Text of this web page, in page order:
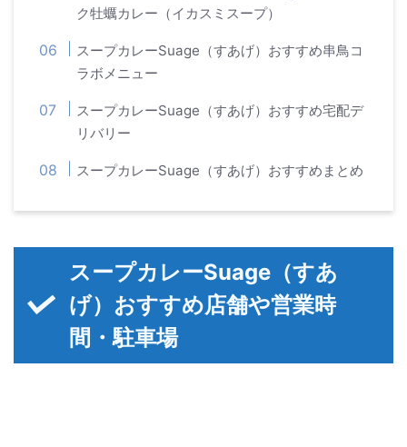
ク牡蠣カレー（イカスミスープ）
スープカレーSuage（すあげ）おすすめ串鳥コ
ラボメニュー
スープカレーSuage（すあげ）おすすめ宅配デ
リバリー
スープカレーSuage（すあげ）おすすめまとめ
スープカレーSuage（すあ
げ）おすすめ店舗や営業時
間・駐車場